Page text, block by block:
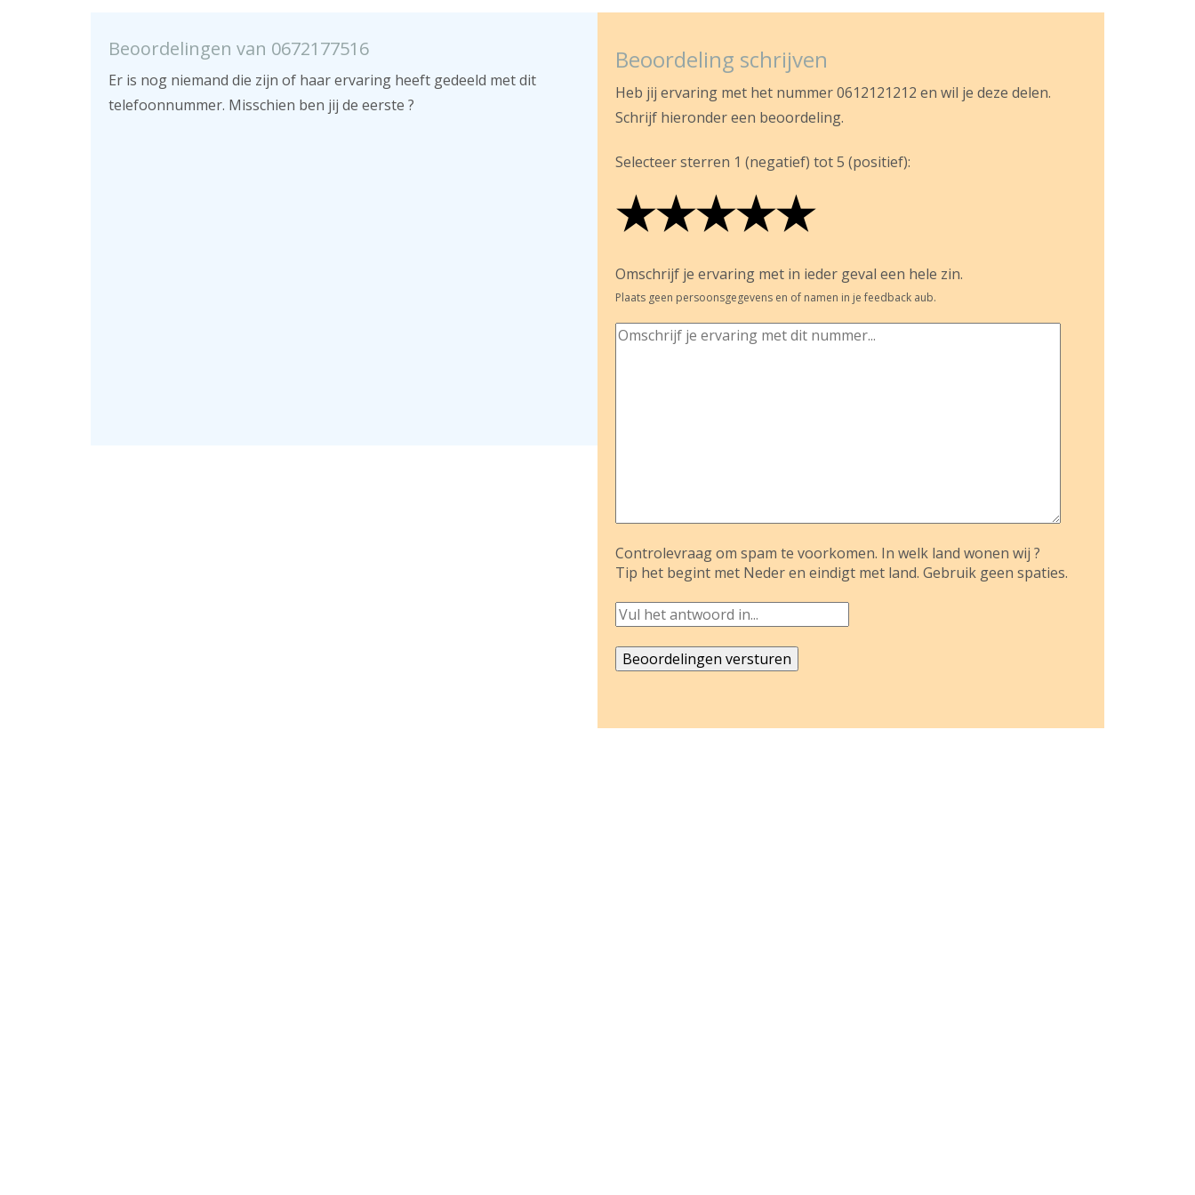
Beoordelingen van 0672177516
Er is nog niemand die zijn of haar ervaring heeft gedeeld met dit
telefoonnummer. Misschien ben jij de eerste ?
Beoordeling schrijven
Heb jij ervaring met het nummer 0612121212 en wil je deze delen.
Schrijf hieronder een beoordeling.
Selecteer sterren 1 (negatief) tot 5 (positief):
★
★★
★★★
★★★★
★★★★★
Omschrijf je ervaring met in ieder geval een hele zin.
Plaats geen persoonsgegevens en of namen in je feedback aub.
Controlevraag om spam te voorkomen. In welk land wonen wij ?
Tip het begint met Neder en eindigt met land. Gebruik geen spaties.